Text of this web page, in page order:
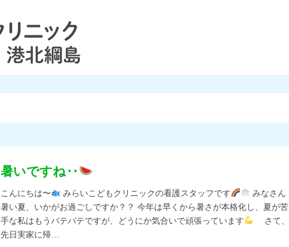
暑いですね‥
こんにちは〜 みらいこどもクリニックの看護スタッフです
みなさん
暑い夏、いかがお過ごしですか？？ 今年は早くから暑さが本格化し、夏が苦
手な私はもうバテバテですが、どうにか気合いで頑張っています
さて、
先日実家に帰…